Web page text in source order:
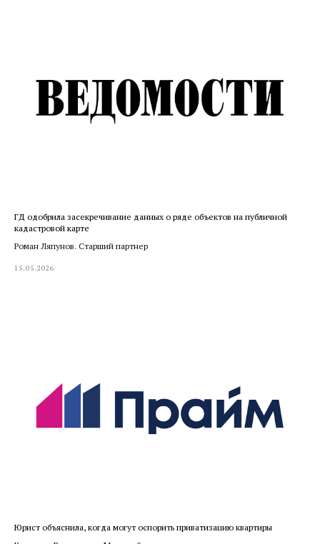
ГД одобрила засекречивание данных о ряде объектов на публичной
кадастровой карте
Роман Ляпунов. Старший партнер
15.05.2026
Юрист объяснила, когда могут оспорить приватизацию квартиры